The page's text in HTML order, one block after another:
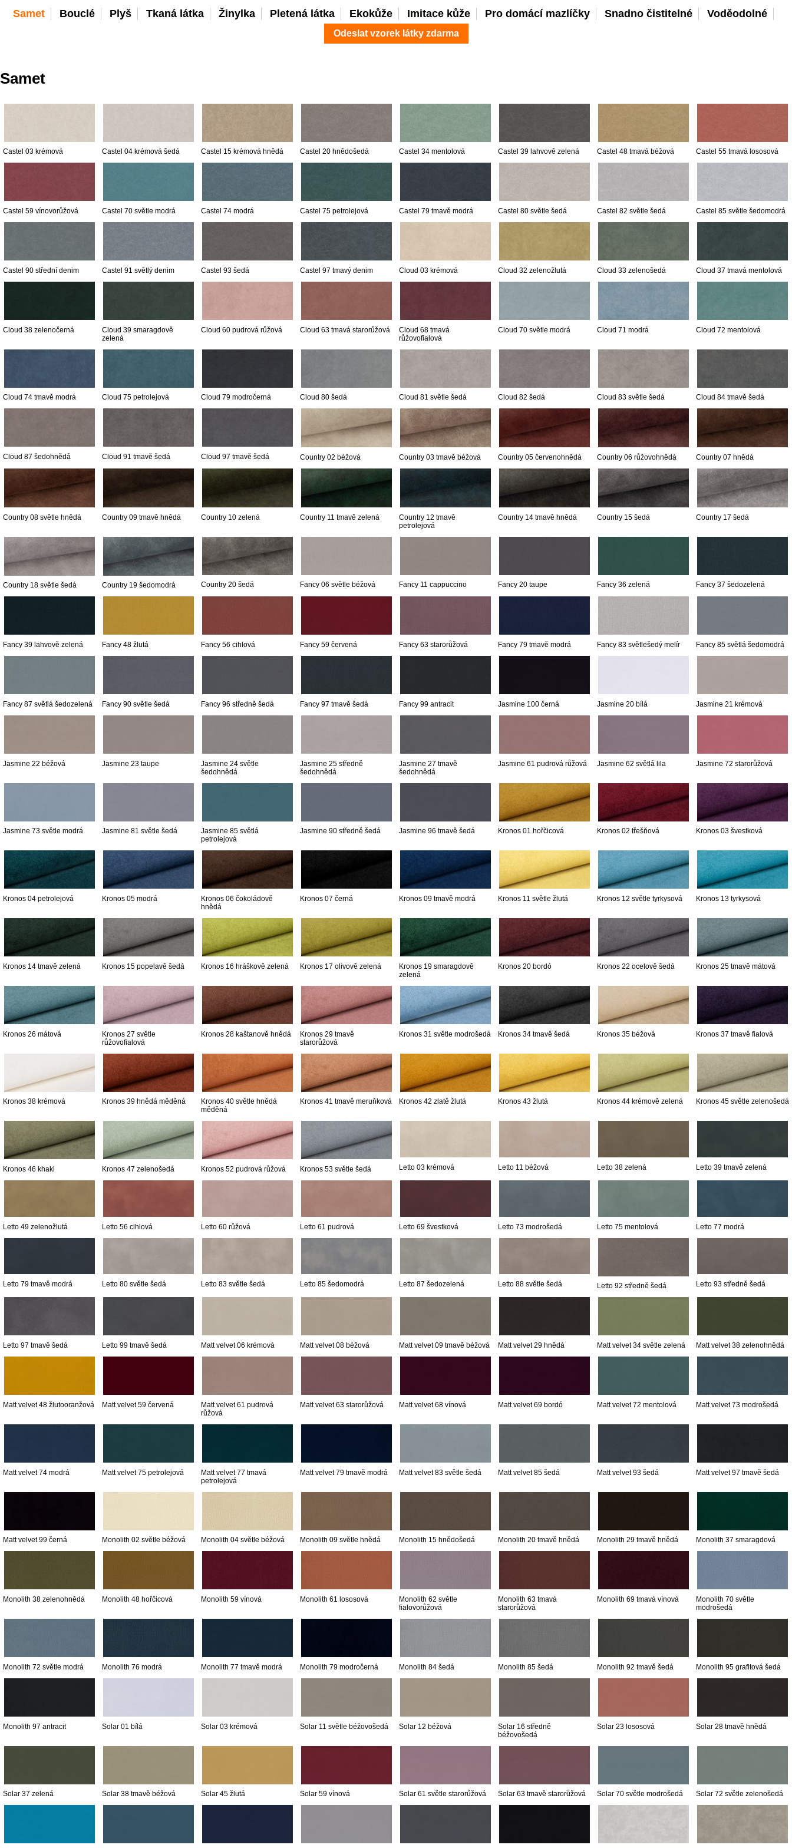
Samet Bouclé Plyš Tkaná látka Žinylka Pletená látka Ekokůže Imitace kůže Pro domácí mazlíčky Snadno čistitelné Voděodolné
Odeslat vzorek látky zdarma
Samet
Castel 03 krémová Castel 04 krémová šedá Castel 15 krémová hnědá Castel 20 hnědošedá Castel 34 mentolová Castel 39 lahvově zelená Castel 48 tmavá béžová Castel 55 tmavá lososová
Castel 59 vínovorůžová Castel 70 světle modrá Castel 74 modrá Castel 75 petrolejová Castel 79 tmavě modrá Castel 80 světle šedá Castel 82 světle šedá Castel 85 světle šedomodrá
Castel 90 střední denim Castel 91 světlý denim Castel 93 šedá Castel 97 tmavý denim Cloud 03 krémová Cloud 32 zelenožlutá Cloud 33 zelenošedá Cloud 37 tmavá mentolová
Cloud 38 zelenočerná
Cloud 39 smaragdově
zelená
Cloud 60 pudrová růžová Cloud 63 tmavá starorůžová
Cloud 68 tmavá
růžovofialová
Cloud 70 světle modrá Cloud 71 modrá Cloud 72 mentolová
Cloud 74 tmavě modrá Cloud 75 petrolejová Cloud 79 modročerná Cloud 80 šedá Cloud 81 světle šedá Cloud 82 šedá Cloud 83 světle šedá Cloud 84 tmavě šedá
Cloud 87 šedohnědá Cloud 91 tmavě šedá Cloud 97 tmavě šedá Country 02 béžová Country 03 tmavě béžová Country 05 červenohnědá Country 06 růžovohnědá Country 07 hnědá
Country 08 světle hnědá Country 09 tmavě hnědá Country 10 zelená Country 11 tmavě zelená
Country 12 tmavě
petrolejová
Country 14 tmavě hnědá Country 15 šedá Country 17 šedá
Country 18 světle šedá Country 19 šedomodrá Country 20 šedá Fancy 06 světle béžová Fancy 11 cappuccino Fancy 20 taupe Fancy 36 zelená Fancy 37 šedozelená
Fancy 39 lahvově zelená Fancy 48 žlutá Fancy 56 cihlová Fancy 59 červená Fancy 63 starorůžová Fancy 79 tmavě modrá Fancy 83 světlešedý melír Fancy 85 světlá šedomodrá
Fancy 87 světlá šedozelená Fancy 90 světle šedá Fancy 96 středně šedá Fancy 97 tmavě šedá Fancy 99 antracit Jasmine 100 černá Jasmine 20 bílá Jasmine 21 krémová
Jasmine 22 béžová Jasmine 23 taupe
Jasmine 24 světle
šedohnědá
Jasmine 25 středně
šedohnědá
Jasmine 27 tmavě
šedohnědá
Jasmine 61 pudrová růžová Jasmine 62 světlá lila Jasmine 72 starorůžová
Jasmine 73 světle modrá Jasmine 81 světle šedá
Jasmine 85 světlá
petrolejová
Jasmine 90 středně šedá Jasmine 96 tmavě šedá Kronos 01 hořčicová Kronos 02 třešňová Kronos 03 švestková
Kronos 04 petrolejová Kronos 05 modrá
Kronos 06 čokoládově
hnědá
Kronos 07 černá Kronos 09 tmavě modrá Kronos 11 světle žlutá Kronos 12 světle tyrkysová Kronos 13 tyrkysová
Kronos 14 tmavě zelená Kronos 15 popelavě šedá Kronos 16 hráškově zelená Kronos 17 olivově zelená
Kronos 19 smaragdově
zelená
Kronos 20 bordó Kronos 22 ocelově šedá Kronos 25 tmavě mátová
Kronos 26 mátová
Kronos 27 světle
růžovofialová
Kronos 28 kaštanově hnědá
Kronos 29 tmavě
starorůžová
Kronos 31 světle modrošedá Kronos 34 tmavě šedá Kronos 35 béžová Kronos 37 tmavě fialová
Kronos 38 krémová Kronos 39 hnědá měděná
Kronos 40 světle hnědá
měděná
Kronos 41 tmavě meruňková Kronos 42 zlatě žlutá Kronos 43 žlutá Kronos 44 krémově zelená Kronos 45 světle zelenošedá
Kronos 46 khaki Kronos 47 zelenošedá Kronos 52 pudrová růžová Kronos 53 světle šedá Letto 03 krémová Letto 11 béžová Letto 38 zelená Letto 39 tmavě zelená
Letto 49 zelenožlutá Letto 56 cihlová Letto 60 růžová Letto 61 pudrová Letto 69 švestková Letto 73 modrošedá Letto 75 mentolová Letto 77 modrá
Letto 79 tmavě modrá Letto 80 světle šedá Letto 83 světle šedá Letto 85 šedomodrá Letto 87 šedozelená Letto 88 světle šedá Letto 92 středně šedá Letto 93 středně šedá
Letto 97 tmavě šedá Letto 99 tmavě šedá Matt velvet 06 krémová Matt velvet 08 béžová Matt velvet 09 tmavě béžová Matt velvet 29 hnědá Matt velvet 34 světle zelená Matt velvet 38 zelenohnědá
Matt velvet 48 žlutooranžová Matt velvet 59 červená
Matt velvet 61 pudrová
růžová
Matt velvet 63 starorůžová Matt velvet 68 vínová Matt velvet 69 bordó Matt velvet 72 mentolová Matt velvet 73 modrošedá
Matt velvet 74 modrá Matt velvet 75 petrolejová
Matt velvet 77 tmavá
petrolejová
Matt velvet 79 tmavě modrá Matt velvet 83 světle šedá Matt velvet 85 šedá Matt velvet 93 šedá Matt velvet 97 tmavě šedá
Matt velvet 99 černá Monolith 02 světle béžová Monolith 04 světle béžová Monolith 09 světle hnědá Monolith 15 hnědošedá Monolith 20 tmavě hnědá Monolith 29 tmavě hnědá Monolith 37 smaragdová
Monolith 38 zelenohnědá Monolith 48 hořčicová Monolith 59 vínová Monolith 61 lososová
Monolith 62 světle
fialovorůžová
Monolith 63 tmavá
starorůžová
Monolith 69 tmavá vínová
Monolith 70 světle
modrošedá
Monolith 72 světle modrá Monolith 76 modrá Monolith 77 tmavě modrá Monolith 79 modročerná Monolith 84 šedá Monolith 85 šedá Monolith 92 tmavě šedá Monolith 95 grafitová šedá
Monolith 97 antracit Solar 01 bílá Solar 03 krémová Solar 11 světle béžovošedá Solar 12 béžová
Solar 16 středně
béžovošedá
Solar 23 lososová Solar 28 tmavě hnědá
Solar 37 zelená Solar 38 tmavě béžová Solar 45 žlutá Solar 59 vínová Solar 61 světle starorůžová Solar 63 tmavě starorůžová Solar 70 světle modrošedá Solar 72 světle zelenošedá